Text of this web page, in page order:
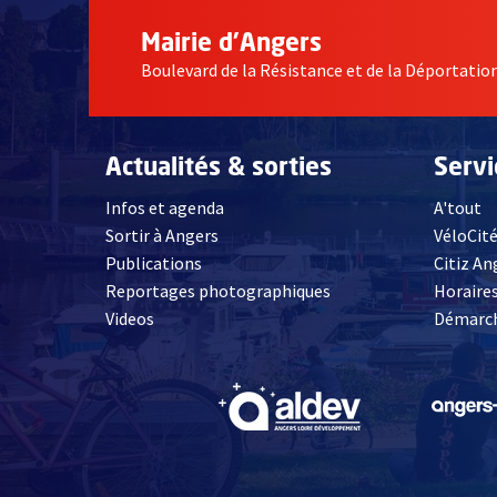
Mairie d'Angers
Boulevard de la Résistance et de la Déportation
Actualités & sorties
Infos et agenda
Sortir à Angers
Publications
Reportages photographiques
Videos, Ouvre une nouvelle fenêtre
A'tout
VéloCité
Citiz
, Ouvre une